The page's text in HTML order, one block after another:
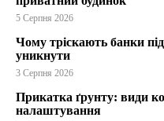
5 Серпня 2026
Чому тріскають банки
уникнути
3 Серпня 2026
Прикатка ґрунту: види
налаштування